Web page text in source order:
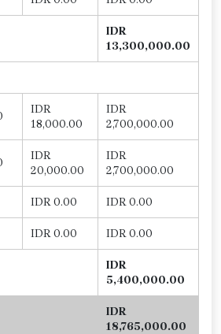
IDR
13,300,000.00
IDR
18,000.00
IDR
2,700,000.00
IDR
20,000.00
IDR
2,700,000.00
IDR 0.00 IDR 0.00
IDR 0.00 IDR 0.00
IDR
5,400,000.00
IDR
18,765,000.00